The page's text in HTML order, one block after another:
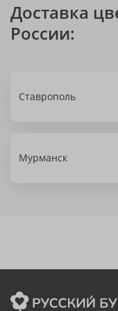
Доставка
России:
Ставрополь
Мурманск